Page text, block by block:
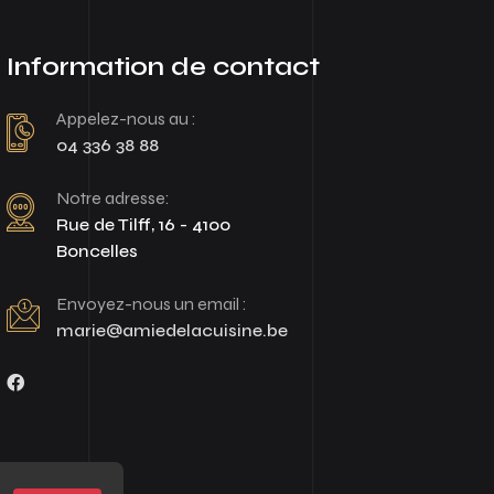
Information de contact
Appelez-nous au :
04 336 38 88
Notre adresse:
Rue de Tilff, 16 - 4100
Boncelles
Envoyez-nous un email :
marie@amiedelacuisine.be